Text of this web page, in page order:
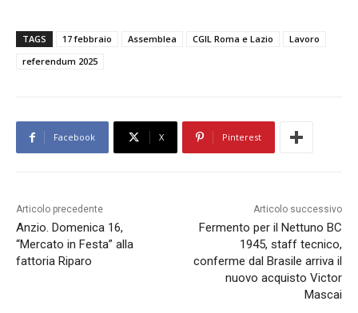
TAGS 17 febbraio Assemblea CGIL Roma e Lazio
Lavoro
referendum 2025
Facebook X Pinterest
Articolo precedente
Anzio. Domenica 16,
“Mercato in Festa” alla
fattoria Riparo
Articolo successivo
Fermento per il Nettuno BC
1945, staff tecnico,
conferme dal Brasile arriva il
nuovo acquisto Victor
Mascai